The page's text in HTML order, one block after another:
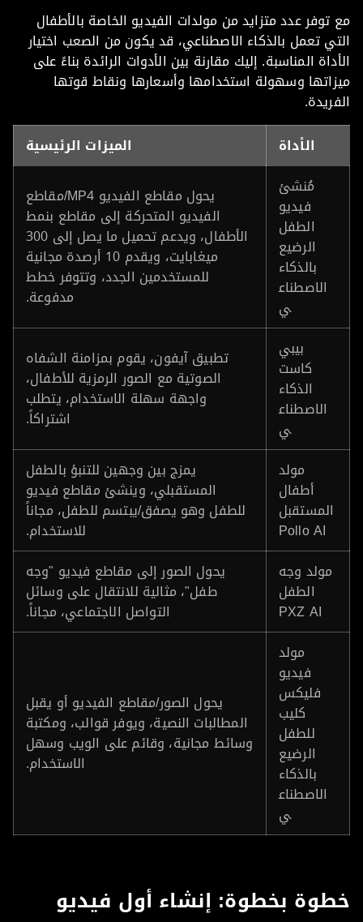
عدد متزايد من مولدات الفيديو الخاصة بالأطفال
تعمل بالذكاء الاصطناعي، قد يكون من الصعب اختيار
المناسبة. إليك مقارنة بين الأدوات الرائدة بناءً على
وسهولة استخدامها وأسعارها ونقاط قوتها
الأداة
الميزات الرئيسية
مُنشئ
فيديو
الطفل
الرضيع
بالذكاء
الاصطناع
يحول مقاطع الفيديو MP4/مقاطع
الفيديو المتحركة إلى مقاطع بنمط
الأطفال، ويدعم تحميل ما يصل إلى 300
ميغابايت، ويقدم 10 أرصدة مجانية
للمستخدمين الجدد، وتتوفر خطط
مدفوعة.
كاست
الذكاء
الاصطناع
تطبيق آيفون، يقوم بمزامنة الشفاه
الصوتية مع الصور الرمزية للأطفال،
واجهة سهلة الاستخدام، يتطلب
اشتراكاً.
أطفال
المستقبل
Pollo AI
يمزج بين وجهين للتنبؤ بالطفل
المستقبلي، وينشئ مقاطع فيديو
للطفل وهو يصفق/يبتسم للطفل، مجاناً
للاستخدام.
مولد وجه
الطفل
PXZ AI
يحول الصور إلى مقاطع فيديو "وجه
طفل"، مثالية للانتقال على وسائل
التواصل الاجتماعي، مجاناً.
فيديو
فليكس
للطفل
الرضيع
بالذكاء
الاصطناع
يحول الصور/مقاطع الفيديو أو يقبل
المطالبات النصية، ويوفر قوالب، ومكتبة
وسائط مجانية، وقائم على الويب وسهل
الاستخدام.
بخطوة: إنشاء أول فيديو